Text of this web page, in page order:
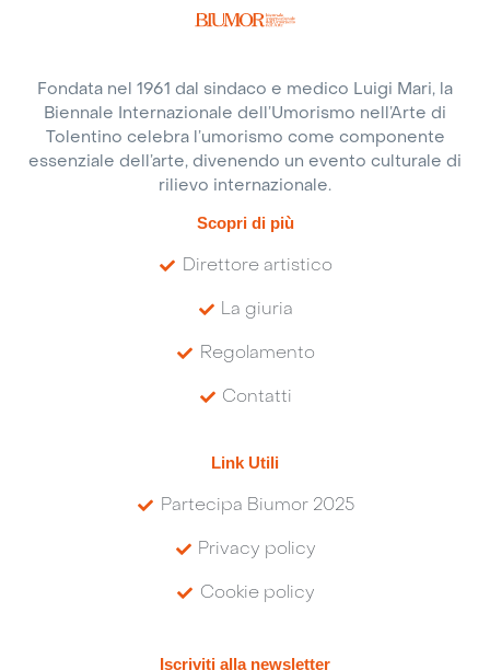
Fondata nel 1961 dal sindaco e medico Luigi Mari, la
Biennale Internazionale dell’Umorismo nell’Arte di
Tolentino celebra l’umorismo come componente
essenziale dell’arte, divenendo un evento culturale di
rilievo internazionale.
Scopri di più
Direttore artistico
La giuria
Regolamento
Contatti
Link Utili
Partecipa Biumor 2025
Privacy policy
Cookie policy
Iscriviti alla newsletter